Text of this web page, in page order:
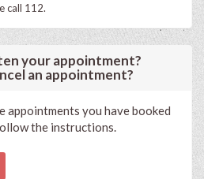
call 112.
your appointment?
an appointment?
appointments you have booked
the instructions.